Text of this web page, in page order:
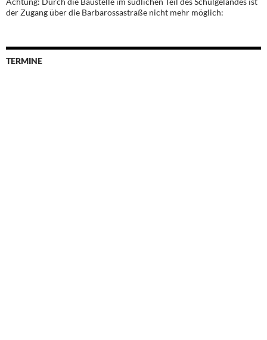
der Zugang über die Barbarossastraße nicht mehr möglich:
TERMINE